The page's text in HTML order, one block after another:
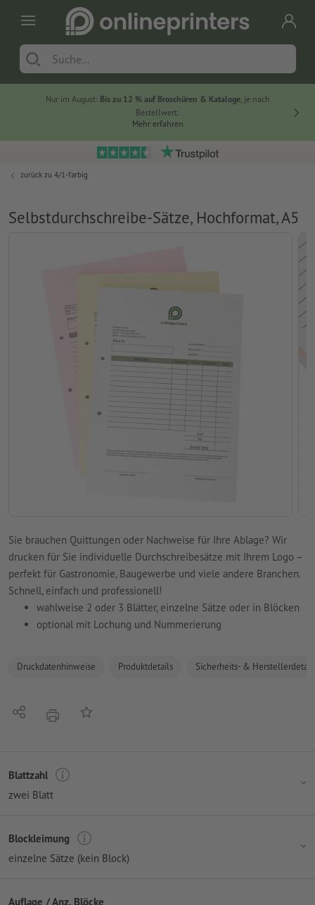
Nur im August: Bis zu 12 % auf Broschüren & Kataloge, je nach
Bestellwert.
Mehr erfahren
zurück zu 4/1-farbig
Selbstdurchschreibe-Sätze, Hochformat, A5
Sie brauchen Quittungen oder Nachweise für Ihre Ablage? Wir
drucken für Sie individuelle Durchschreibesätze mit Ihrem Logo –
perfekt für Gastronomie, Baugewerbe und viele andere Branchen.
Schnell, einfach und professionell!
wahlweise 2 oder 3 Blätter, einzelne Sätze oder in Blöcken
optional mit Lochung und Nummerierung
Druckdatenhinweise Produktdetails Sicherheits- &
Teilen DruckenAuf die Merkliste
Blattzahl
zwei Blatt
Blockleimung
einzelne Sätze (kein Block)
Auflage / Anz. Blöcke